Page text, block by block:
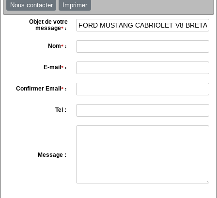
Nous contacter Imprimer
Objet de votre
message*:
Nom*:
E-mail *:
Confirmer Email *:
Tel :
Message :